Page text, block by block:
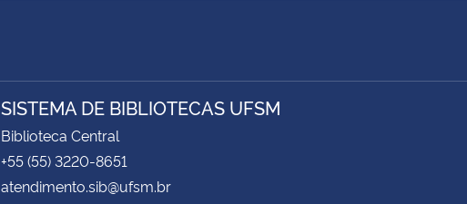
SISTEMA DE BIBLIOTECAS UFSM
Biblioteca Central
+55 (55) 3220-8651
atendimento.sib@ufsm.br